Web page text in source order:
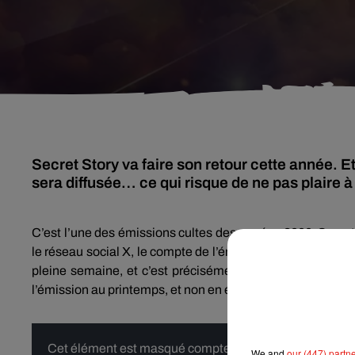
Secret Story va faire son retour cette année.
sera diffusée… ce qui risque de ne pas plaire
C’est l’une des émissions cultes des années 2000.
le réseau social X, le compte de l’émission de téléréalité
pleine semaine, et c’est précisément ce que de
l’émission au printemps, et non en été, comme c’était le
Cet élément est masqué compte-tenu du refus du